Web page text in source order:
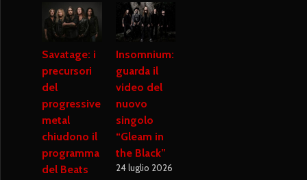
Savatage: i
precursori
del
progressive
metal
chiudono il
programma
del Beats
Insomnium:
guarda il
video del
nuovo
singolo
“Gleam in
the Black”
24 luglio 2026